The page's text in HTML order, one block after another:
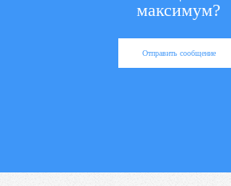
максимум?
Отправить сообщение